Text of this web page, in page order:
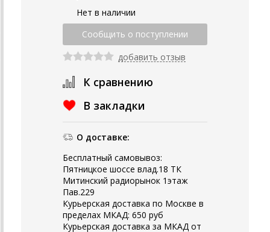
Нет в наличии
добавить отзыв
К сравнению
В закладки
О доставке:
Бесплатный самовывоз:
Пятницкое шоссе влад.18 ТК
Митинский радиорынок 1этаж
Пав.229
Курьерская доставка по Москве в
пределах МКАД: 650 руб
Курьерская доставка за МКАД от